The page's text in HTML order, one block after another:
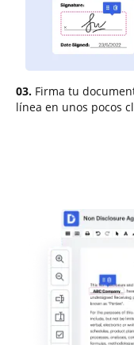
03. Firma tu
línea en unos pocos